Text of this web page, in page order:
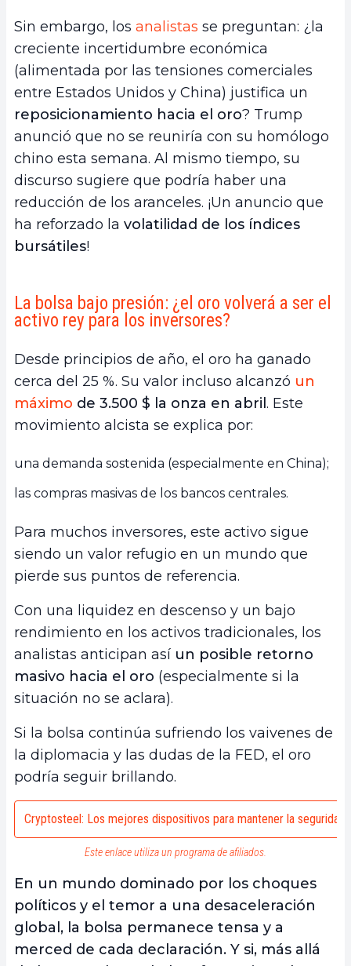
Sin embargo, los analistas se preguntan: ¿la
creciente incertidumbre económica
(alimentada por las tensiones comerciales
entre Estados Unidos y China) justifica un
reposicionamiento hacia el oro? Trump
anunció que no se reuniría con su homólogo
chino esta semana. Al mismo tiempo, su
discurso sugiere que podría haber una
reducción de los aranceles. ¡Un anuncio que
ha reforzado la volatilidad de los índices
bursátiles!
La bolsa bajo presión: ¿el oro volverá a ser el
activo rey para los inversores?
Desde principios de año, el oro ha ganado
cerca del 25 %. Su valor incluso alcanzó un
máximo de 3.500 $ la onza en abril . Este
movimiento alcista se explica por:
una demanda sostenida (especialmente en China);
las compras masivas de los bancos centrales.
Para muchos inversores, este activo sigue
siendo un valor refugio en un mundo que
pierde sus puntos de referencia.
Con una liquidez en descenso y un bajo
rendimiento en los activos tradicionales, los
analistas anticipan así un posible retorno
masivo hacia el oro (especialmente si la
situación no se aclara).
Si la bolsa continúa sufriendo los vaivenes de
la diplomacia y las dudas de la FED, el oro
podría seguir brillando.
Cryptosteel: Los mejores dispositivos para mantener la seguridad
Este enlace utiliza un programa de afiliados.
En un mundo dominado por los choques
políticos y el temor a una desaceleración
global, la bolsa permanece tensa y a
merced de cada declaración. Y si, más allá